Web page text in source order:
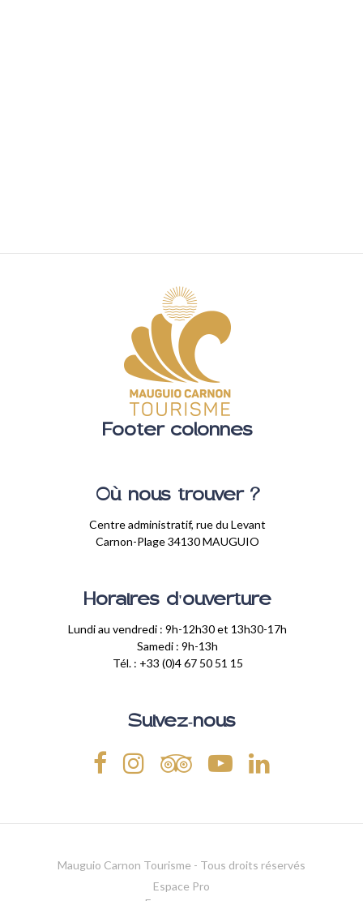
Footer colonnes
Où nous trouver ?
Centre administratif, rue du Levant
Carnon-Plage 34130 MAUGUIO
Horaires d'ouverture
Lundi au vendredi : 9h-12h30 et 13h30-17h
Samedi : 9h-13h
Tél. : +33 (0)4 67 50 51 15
Suivez-nous
Mauguio Carnon Tourisme - Tous droits réservés
Espace Pro